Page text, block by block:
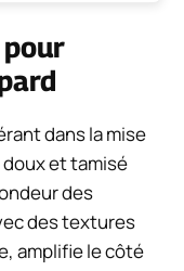
dans la mise
et tamisé
des
des textures
amplifie le côté